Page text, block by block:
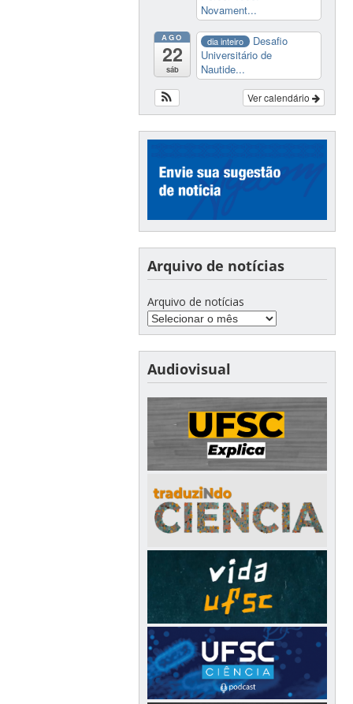
Novament...
AGO
22
sáb
dia inteiro
Desafio
Universitário de
Nautide...
Ver calendário
Arquivo de notícias
Arquivo de notícias
Audiovisual